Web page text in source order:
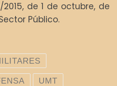
de 1 de octubre, de
Público.
UMT